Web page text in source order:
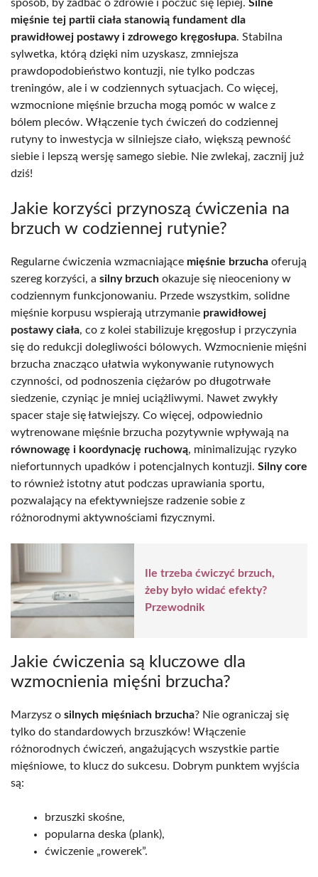
sposób, by zadbać o zdrowie i poczuć się lepiej. Silne
mięśnie tej partii ciała stanowią fundament dla
prawidłowej postawy i zdrowego kręgosłupa. Stabilna
sylwetka, którą dzięki nim uzyskasz, zmniejsza
prawdopodobieństwo kontuzji, nie tylko podczas
treningów, ale i w codziennych sytuacjach. Co więcej,
wzmocnione mięśnie brzucha mogą pomóc w walce z
bólem pleców. Włączenie tych ćwiczeń do codziennej
rutyny to inwestycja w silniejsze ciało, większą pewność
siebie i lepszą wersję samego siebie. Nie zwlekaj, zacznij już
dziś!
Jakie korzyści przynoszą ćwiczenia na
brzuch w codziennej rutynie?
Regularne ćwiczenia wzmacniające mięśnie brzucha oferują
szereg korzyści, a silny brzuch okazuje się nieoceniony w
codziennym funkcjonowaniu. Przede wszystkim, solidne
mięśnie korpusu wspierają utrzymanie prawidłowej
postawy ciała, co z kolei stabilizuje kręgosłup i przyczynia
się do redukcji dolegliwości bólowych. Wzmocnienie mięśni
brzucha znacząco ułatwia wykonywanie rutynowych
czynności, od podnoszenia ciężarów po długotrwałe
siedzenie, czyniąc je mniej uciążliwymi. Nawet zwykły
spacer staje się łatwiejszy. Co więcej, odpowiednio
wytrenowane mięśnie brzucha pozytywnie wpływają na
równowagę i koordynację ruchową, minimalizując ryzyko
niefortunnych upadków i potencjalnych kontuzji. Silny core
to również istotny atut podczas uprawiania sportu,
pozwalający na efektywniejsze radzenie sobie z
różnorodnymi aktywnościami fizycznymi.
Ile trzeba ćwiczyć brzuch,
żeby było widać efekty?
Przewodnik
Jakie ćwiczenia są kluczowe dla
wzmocnienia mięśni brzucha?
Marzysz o silnych mięśniach brzucha? Nie ograniczaj się
tylko do standardowych brzuszków! Włączenie
różnorodnych ćwiczeń, angażujących wszystkie partie
mięśniowe, to klucz do sukcesu. Dobrym punktem wyjścia
są:
brzuszki skośne,
popularna deska (plank),
ćwiczenie „rowerek”.